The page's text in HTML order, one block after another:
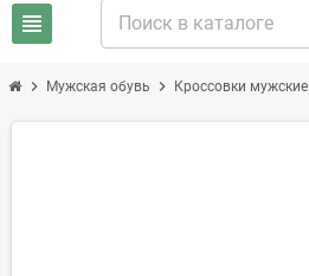
view_headline
chevron_right Мужская обувь chevron_right Кроссовки мужские